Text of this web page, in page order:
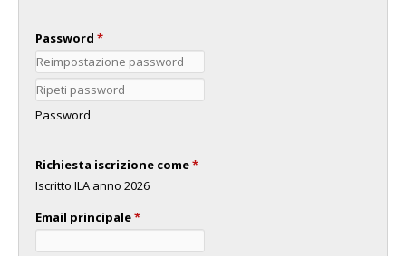
Password *
Password
Richiesta iscrizione come*
Iscritto ILA anno 2026
Email principale*